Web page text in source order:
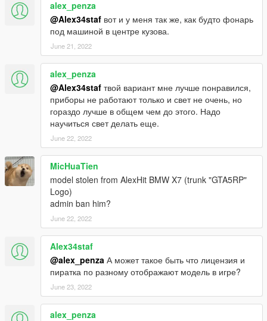
alex_penza
@Alex34staf вот и у меня так же, как будто фонарь
под машиной в центре кузова.
June 21, 2022
alex_penza
@Alex34staf твой вариант мне лучше понравился,
приборы не работают только и свет не очень, но
гораздо лучше в общем чем до этого. Надо
научиться свет делать еще.
June 22, 2022
MicHuaTien
model stolen from AlexHit BMW X7 (trunk "GTA5RP"
Logo)
admin ban him?
June 22, 2022
Alex34staf
@alex_penza А может такое быть что лицензия и
пиратка по разному отображают модель в игре?
June 23, 2022
alex_penza